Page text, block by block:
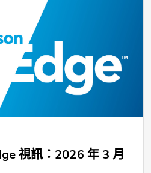
視訊：2026 年 3 月